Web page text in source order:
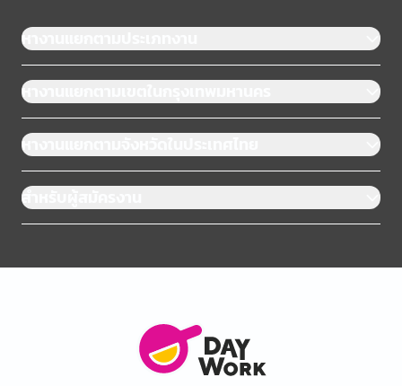
หางานแยกตามประเภทงาน
หางานแยกตามเขตในกรุงเทพมหานคร
หางานแยกตามจังหวัดในประเทศไทย
สำหรับผู้สมัครงาน